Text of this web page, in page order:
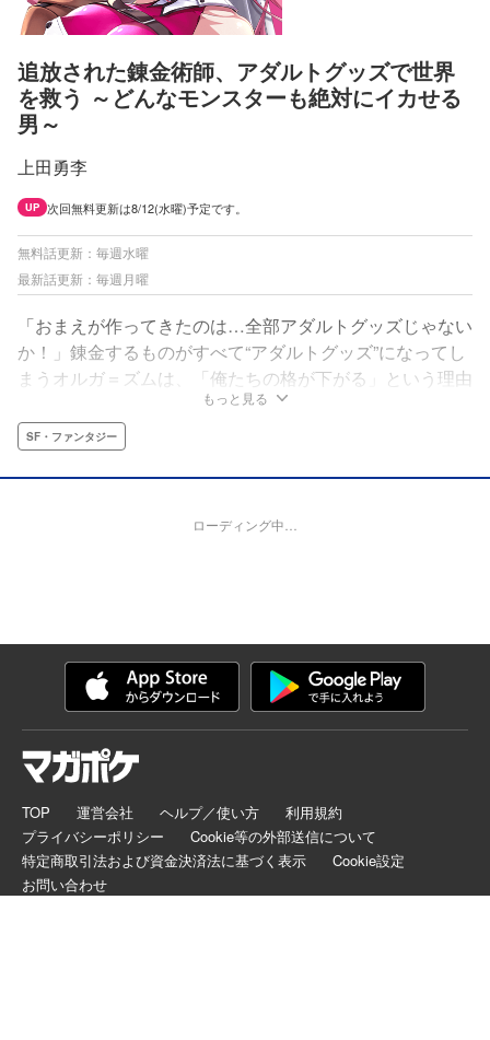
追放された錬金術師、アダルトグッズで世界
を救う ～どんなモンスターも絶対にイカせる
男～
上田勇李
UP 次回無料更新は8/12(水曜)予定です。
無料話更新：毎週水曜
最新話更新：毎週月曜
「おまえが作ってきたのは…全部アダルトグッズじゃない
か！」錬金するものがすべて“アダルトグッズ”になってし
まうオルガ＝ズムは、「俺たちの格が下がる」という理由
でパーティーを追放されてしまう。だが、そこに現れた女
騎士クゥ＝コロッセはオルガの本当の力を見抜いていた。
性欲モンスターを討ち滅ぼし世界を救う“終焉の性戦”が、
ここに幕を開く――
もっと見る
SF・ファンタジー
ローディング中…
TOP 運営会社 ヘルプ／使い方
利用規約
プライバシーポリシー
Cookie等の外部送信について
特定商取引法および資金決済法に基づく表示
Cookie設定
お問い合わせ